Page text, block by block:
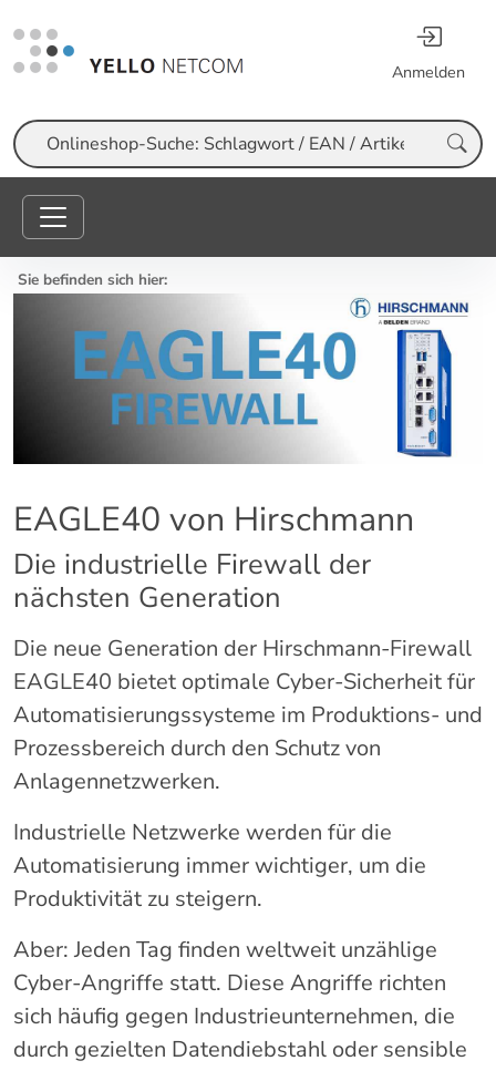
Anmelden
Suche
Sie befinden sich hier:
EAGLE40 von Hirschmann
Die industrielle Firewall der
nächsten Generation
Die neue Generation der Hirschmann-Firewall
EAGLE40 bietet optimale Cyber-Sicherheit für
Automatisierungssysteme im Produktions- und
Prozessbereich durch den Schutz von
Anlagennetzwerken.
Industrielle Netzwerke werden für die
Automatisierung immer wichtiger, um die
Produktivität zu steigern.
Aber: Jeden Tag finden weltweit unzählige
Cyber-Angriffe statt. Diese Angriffe richten
sich häufig gegen Industrieunternehmen, die
durch gezielten Datendiebstahl oder sensible